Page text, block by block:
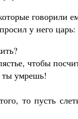
говорили
у него царь:
чтобы
ты умрешь!
то пусть